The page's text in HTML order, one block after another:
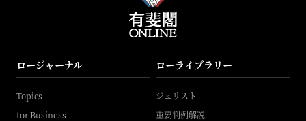
ロージャーナル
Topics
for Business
ローライブラリー
ジュリスト
重要判例解説